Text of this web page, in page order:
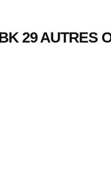
29 AUTRES